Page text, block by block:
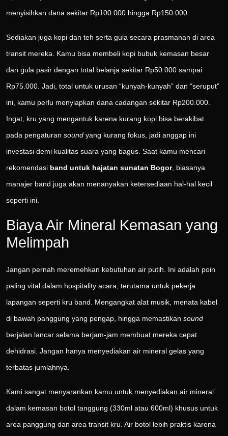
menyisihkan dana sekitar Rp100.000 hingga Rp150.000.
Sediakan juga kopi dan teh serta gula secara prasmanan di area
transit mereka. Kamu bisa membeli kopi bubuk kemasan besar
dan gula pasir dengan total belanja sekitar Rp50.000 sampai
Rp75.000. Jadi, total untuk urusan “kunyah-kunyah” dan “seruput”
ini, kamu perlu menyiapkan dana cadangan sekitar Rp200.000.
Ingat, kru yang mengantuk karena kurang kopi bisa berakibat
pada pengaturan sound yang kurang fokus, jadi anggap ini
investasi demi kualitas suara yang bagus. Saat kamu mencari
rekomendasi band untuk hajatan sunatan Bogor, biasanya
manajer band juga akan menanyakan ketersediaan hal-hal kecil
seperti ini.
Biaya Air Mineral Kemasan yang
Melimpah
Jangan pernah meremehkan kebutuhan air putih. Ini adalah poin
paling vital dalam hospitality acara, terutama untuk pekerja
lapangan seperti kru band. Mengangkat alat musik, menata kabel
di bawah panggung yang pengap, hingga memastikan sound
berjalan lancar selama berjam-jam membuat mereka cepat
dehidrasi. Jangan hanya menyediakan air mineral gelas yang
terbatas jumlahnya.
Kami sangat menyarankan kamu untuk menyediakan air mineral
dalam kemasan botol tanggung (330ml atau 600ml) khusus untuk
area panggung dan area transit kru. Air botol lebih praktis karena